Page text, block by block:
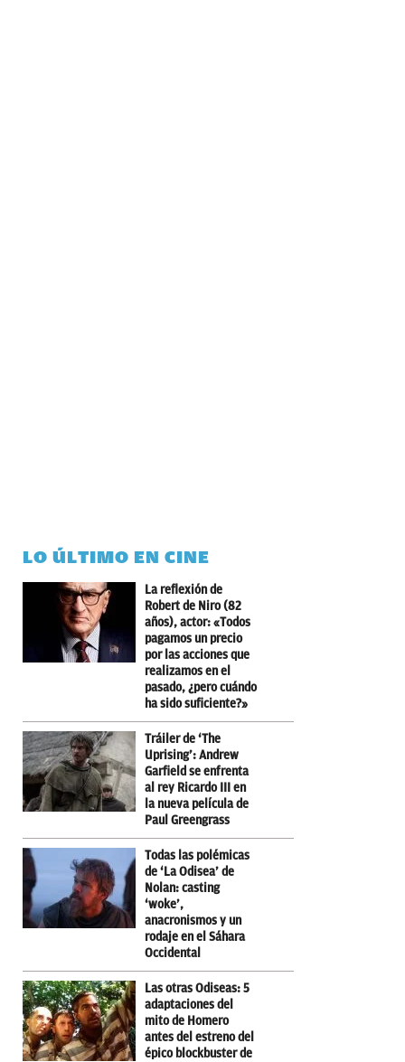
LO ÚLTIMO EN CINE
La reflexión de
Robert de Niro (82
años), actor: «Todos
pagamos un precio
por las acciones que
realizamos en el
pasado, ¿pero cuándo
ha sido suficiente?»
Tráiler de ‘The
Uprising’: Andrew
Garfield se enfrenta
al rey Ricardo III en
la nueva película de
Paul Greengrass
Todas las polémicas
de ‘La Odisea’ de
Nolan: casting
‘woke’,
anacronismos y un
rodaje en el Sáhara
Occidental
Las otras Odiseas: 5
adaptaciones del
mito de Homero
antes del estreno del
épico blockbuster de